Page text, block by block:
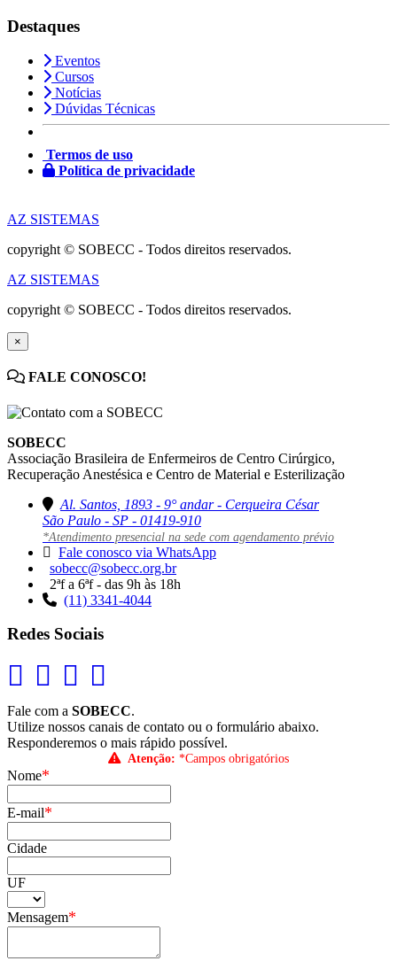
Destaques
Eventos
Cursos
Notícias
Dúvidas Técnicas
Termos de uso
Política de privacidade
AZ SISTEMAS
copyright © SOBECC - Todos direitos reservados.
AZ SISTEMAS
copyright © SOBECC - Todos direitos reservados.
×
FALE CONOSCO!
SOBECC
Associação Brasileira de Enfermeiros de Centro Cirúrgico,
Recuperação Anestésica e Centro de Material e Esterilização
Al. Santos, 1893 - 9° andar - Cerqueira César
São Paulo - SP - 01419-910
*Atendimento presencial na sede com agendamento prévio
Fale conosco via WhatsApp
sobecc@sobecc.org.br
2ªf a 6ªf - das 9h às 18h
(11) 3341-4044
Redes Sociais
Fale com a SOBECC.
Utilize nossos canais de contato ou o formulário abaixo.
Responderemos o mais rápido possível.
Atenção: *Campos obrigatórios
Nome*
E-mail*
Cidade
UF
Mensagem*